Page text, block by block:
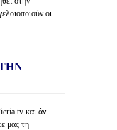
οι…
και άν
μας τη